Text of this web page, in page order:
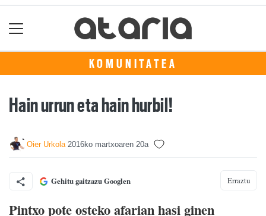
KOMUNITATEA
Hain urrun eta hain hurbil!
Oier Urkola 2016ko martxoaren 20a
Gehitu gaitzazu Googlen Erraztu
Pintxo pote osteko afarian hasi ginen